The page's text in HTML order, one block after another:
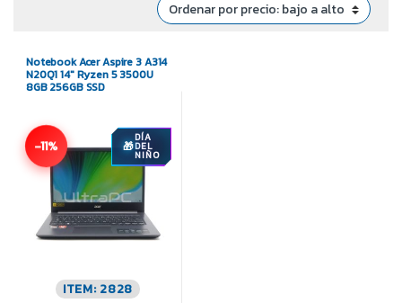
Notebook Acer Aspire 3 A314
N20Q1 14″ Ryzen 5 3500U
8GB 256GB SSD
-11% DÍA
DEL
NIÑO
ITEM: 2828